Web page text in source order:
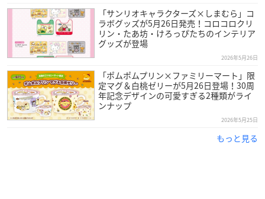
「サンリオキャラクターズ×しまむら」コ
ラボグッズが5月26日発売！コロコロクリ
リン・たあ坊・けろっぴたちのインテリア
グッズが登場
2026年5月26日
「ポムポムプリン×ファミリーマート」限
定マグ＆白桃ゼリーが5月26日登場！30周
年記念デザインの可愛すぎる2種類がライ
ンナップ
2026年5月25日
もっと見る